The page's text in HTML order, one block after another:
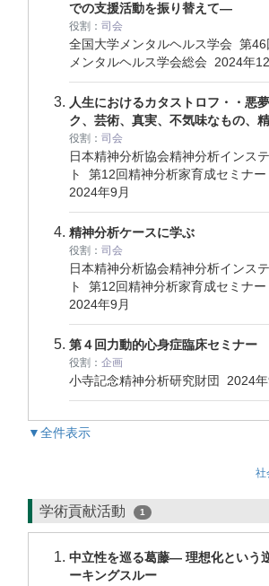
での支援活動を振り替えて―
役割： 司会
全国大学メンタルヘルス学会 第46
メンタルヘルス学会総会 2024年
人生におけるカタストロフ・・悪
ク、芸術、真実、不気味なもの、
役割： 司会
日本精神分析協会精神分析インス
ト 第12回精神分析家育成セミナー
2024年9月
精神分析ケースに学ぶ
役割： 司会
日本精神分析協会精神分析インス
ト 第12回精神分析家育成セミナー
2024年9月
第４回力動的心身症臨床セミナー
役割： 企画
小寺記念精神分析研究財団 2024年
▼全件表示
社
学術貢献活動 1
中立性を巡る葛藤― 理想化という
ーキングスルー